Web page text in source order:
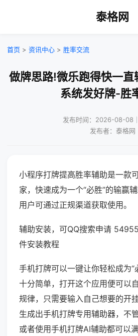
泰格网
首页 > 资讯中心 > 胜率交流
做牌思路!微乐跑得快一直
系统发好牌-胜
发布时间：2026-08-08
发布者：泰格网
小程序打牌提高胜率辅助是一款
家，快速成为一个“必胜”的输赢
用户可通过正规渠道获取使用。
辅助安装，可QQ搜索申请
件安装教程
手机打牌可以一键让你轻松成为“
十分简单，打开这个应用便可以
规律，只需要输入自己想要的开
生成出手机打牌专用辅助器，不
或者使用手机打牌AI辅助都可以满